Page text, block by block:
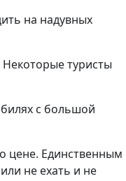
на надувных
туристы
с большой
цене. Единственным
не ехать и не